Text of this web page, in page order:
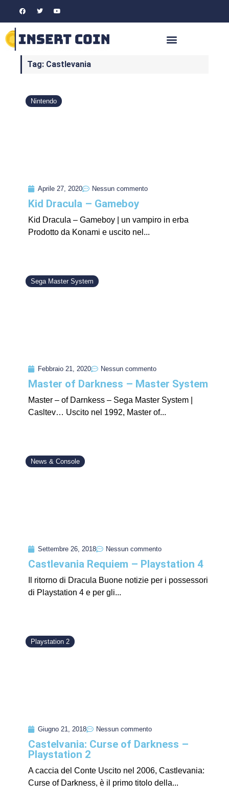
Tag: Castlevania
Nintendo
Aprile 27, 2020 Nessun commento
Kid Dracula – Gameboy
Kid Dracula – Gameboy | un vampiro in erba
Prodotto da Konami e uscito nel...
Sega Master System
Febbraio 21, 2020 Nessun commento
Master of Darkness – Master System
Master – of Darnkess – Sega Master System |
Casltev… Uscito nel 1992, Master of...
News & Console
Settembre 26, 2018 Nessun commento
Castlevania Requiem – Playstation 4
Il ritorno di Dracula Buone notizie per i possessori
di Playstation 4 e per gli...
Playstation 2
Giugno 21, 2018 Nessun commento
Castelvania: Curse of Darkness –
Playstation 2
A caccia del Conte Uscito nel 2006, Castlevania:
Curse of Darkness, è il primo titolo della...